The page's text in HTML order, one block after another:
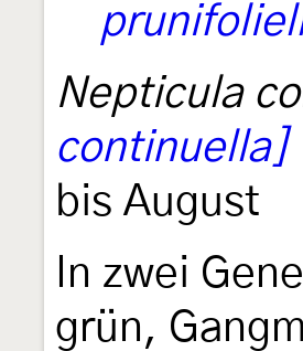
Nepticula
continuella]
bis August
In zwei
grün,